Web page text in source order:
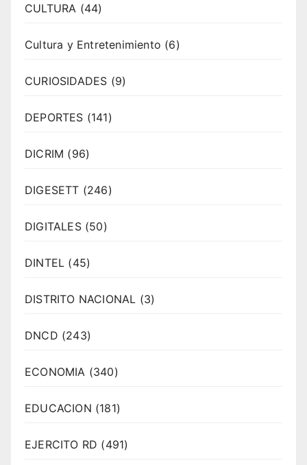
CULTURA (44)
Cultura y Entretenimiento (6)
CURIOSIDADES (9)
DEPORTES (141)
DICRIM (96)
DIGESETT (246)
DIGITALES(50)
DINTEL (45)
DISTRITO NACIONAL (3)
DNCD (243)
ECONOMIA (340)
EDUCACION (181)
EJERCITO RD (491)